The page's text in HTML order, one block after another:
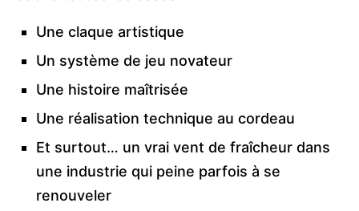
Une claque artistique
Un système de jeu novateur
Une histoire maîtrisée
Une réalisation technique au cordeau
Et surtout… un vrai vent de fraîcheur dans
une industrie qui peine parfois à se
renouveler